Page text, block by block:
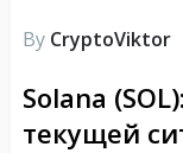
By CryptoViktor
Solana
текущей